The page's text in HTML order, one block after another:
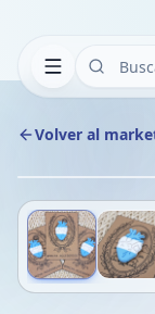
Volver al
1/8